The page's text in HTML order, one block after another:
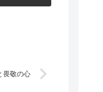
畏敬の心